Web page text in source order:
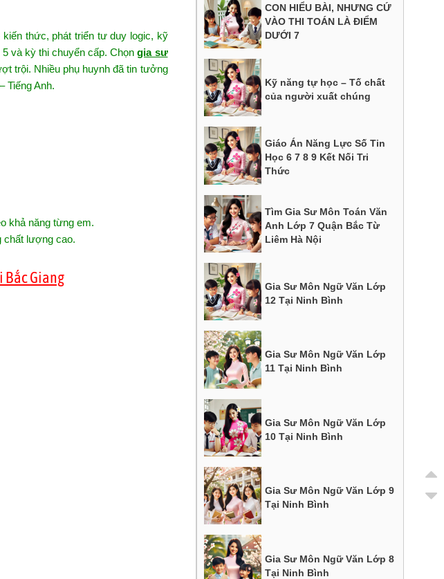
thức, phát triển tư duy logic, kỹ
và kỳ thi chuyển cấp. Chọngia sư
trội. Nhiều phụ huynh đã tin tưởng
Tiếng Anh.
khả năng từng em.
chất lượng cao.
Bắc Giang
CON HIỂU BÀI, NHƯNG CỨ
VÀO THI TOÁN LÀ ĐIỂM
DƯỚI 7
Kỹ năng tự học – Tố chất
của người xuất chúng
Giáo Án Năng Lực Số Tin
Học 6 7 8 9 Kết Nối Tri
Thức
Tìm Gia Sư Môn Toán Văn
Anh Lớp 7 Quận Bắc Từ
Liêm Hà Nội
Gia Sư Môn Ngữ Văn Lớp
12 Tại Ninh Bình
Gia Sư Môn Ngữ Văn Lớp
11 Tại Ninh Bình
Gia Sư Môn Ngữ Văn Lớp
10 Tại Ninh Bình
Gia Sư Môn Ngữ Văn Lớp 9
Tại Ninh Bình
Gia Sư Môn Ngữ Văn Lớp 8
Tại Ninh Bình